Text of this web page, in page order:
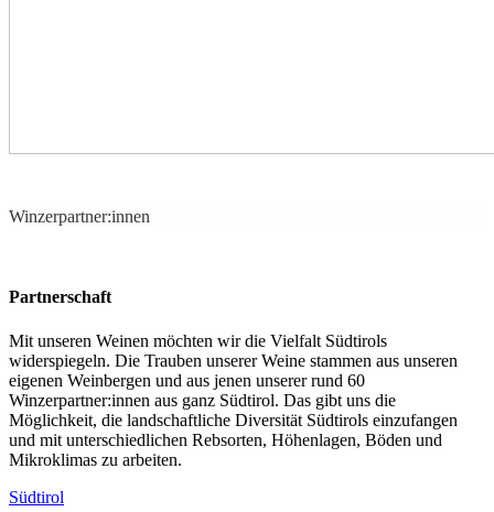
Winzerpartner:innen
Partnerschaft
Mit unseren Weinen möchten wir die Vielfalt Südtirols
widerspiegeln. Die Trauben unserer Weine stammen aus unseren
eigenen Weinbergen und aus jenen unserer rund 60
Winzerpartner:innen aus ganz Südtirol. Das gibt uns die
Möglichkeit, die landschaftliche Diversität Südtirols einzufangen
und mit unterschiedlichen Rebsorten, Höhenlagen, Böden und
Mikroklimas zu arbeiten.
Südtirol